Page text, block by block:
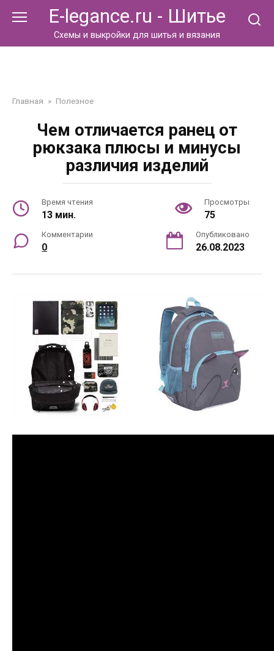
E-legance.ru - Шитье
Схемы и выкройки для шитья и вязания
Главная » Полезное
Чем отличается ранец от
рюкзака плюсы и минусы
различия изделий
Время чтения
13 мин.
Просмотры
75
Комментарии
0
Опубликовано
26.08.2023